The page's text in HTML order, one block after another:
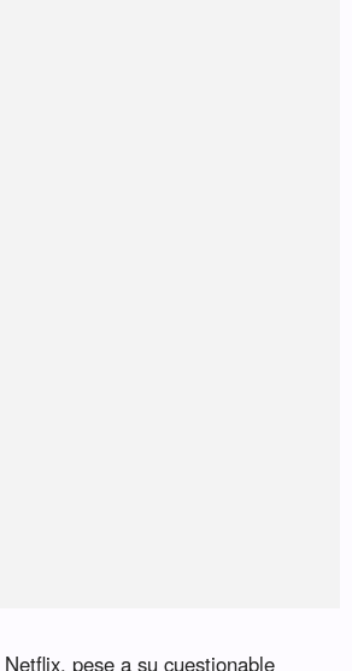
pese a su cuestionable